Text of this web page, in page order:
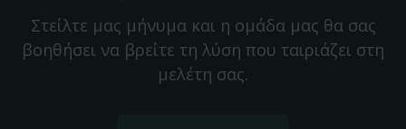
Στείλτε μας μήνυμα και η ομάδα μας θα σας
βοηθήσει να βρείτε τη λύση που ταιριάζει στη
μελέτη σας.